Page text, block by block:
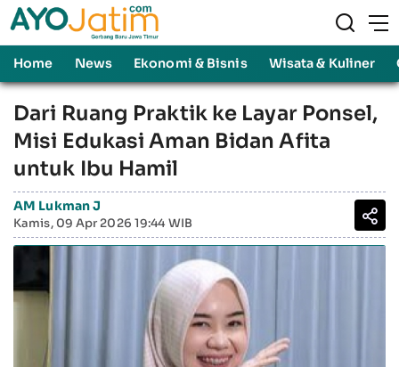
Home News Ekonomi & Bisnis Wisata & Kuliner
Dari Ruang Praktik ke Layar Ponsel,
Misi Edukasi Aman Bidan Afita
untuk Ibu Hamil
AM Lukman J
Kamis, 09 Apr 2026 19:44 WIB